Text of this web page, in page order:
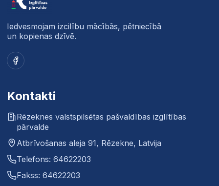
Iedvesmojam izcilību mācībās, pētniecībā
un kopienas dzīvē.
Facebook
Kontakti
Rēzeknes valstspilsētas pašvaldības izglītības
pārvalde
Atbrīvošanas aleja 91, Rēzekne, Latvija
Telefons: 64622203
Fakss: 64622203